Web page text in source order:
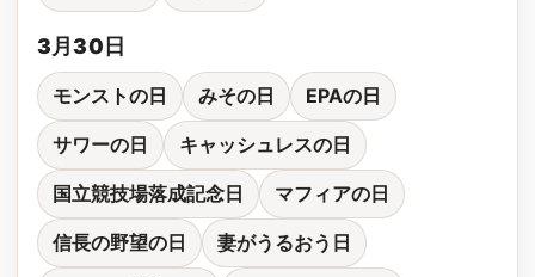
3月30日
モンストの日 みその日 EPAの日
サワーの日 キャッシュレスの日
国立競技場落成記念日 マフィアの日
信長の野望の日 妻がうるおう日